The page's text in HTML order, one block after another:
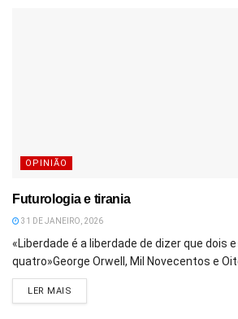
OPINIÃO
Futurologia e tirania
31 DE JANEIRO, 2026
«Liberdade é a liberdade de dizer que dois
quatro»George Orwell, Mil Novecentos e
LER MAIS